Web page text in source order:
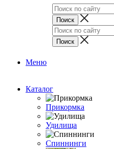
Меню
Каталог
Прикормка
Удилища
Спиннинги